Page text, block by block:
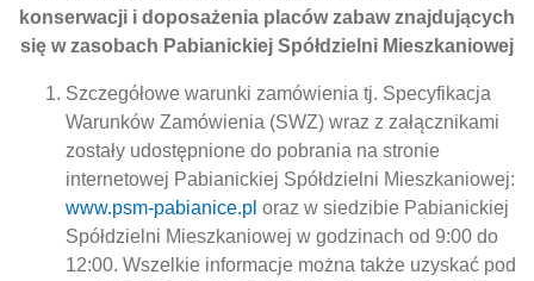
konserwacji i doposażenia placów zabaw znajdujących
się w zasobach Pabianickiej Spółdzielni Mieszkaniowej
Szczegółowe warunki zamówienia tj. Specyfikacja
Warunków Zamówienia (SWZ) wraz z załącznikami
zostały udostępnione do pobrania na stronie
internetowej Pabianickiej Spółdzielni Mieszkaniowej:
www.psm-pabianice.pl oraz w siedzibie Pabianickiej
Spółdzielni Mieszkaniowej w godzinach od 9:00 do
12:00. Wszelkie informacje można także uzyskać pod